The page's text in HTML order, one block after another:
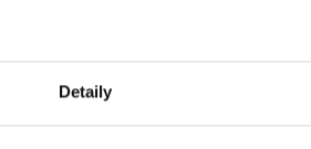
Detaily